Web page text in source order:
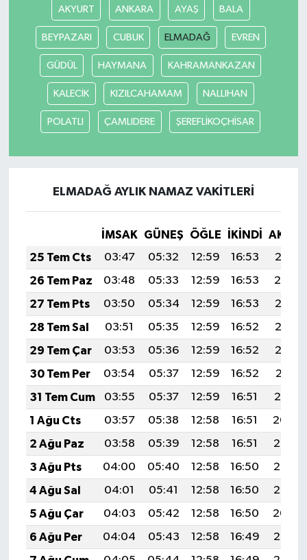
AKYURT ANKARA AYAŞ BALA
BEYPAZARI CUBUK ELMADAĞ EVREN
GÜDÜL HAYMANA KAHRAMANKAZAN
KALECİK KIZILCAHAMAM NALLIHAN
POLATLI ÇAMLIDERE ŞEREFLİKOÇHİSAR
ELMADAĞ AYLIK NAMAZ VAKITLERI
İMSAK GÜNEŞ ÖĞLE İKINDI
25 Tem Cts
03:47 05:32 12:59 16:53
20:15
26 Tem Paz
03:48 05:33 12:59 16:53
20:14
27 Tem Pts
03:50 05:34 12:59 16:53
20:13
28 Tem Sal
03:51 05:35 12:59 16:52
20:12
29 Tem Çar
03:53 05:36 12:59 16:52
20:12
30 Tem Per
03:54 05:37 12:59 16:52
20:11
31 Tem Cum
03:55 05:37 12:59 16:51
20:10
1 Ağu Cts
03:57 05:38 12:58 16:51
20:09
2 Ağu Paz
03:58 05:39 12:58 16:51
20:08
3 Ağu Pts
04:00 05:40 12:58 16:50
20:06
4 Ağu Sal
04:01 05:41 12:58 16:50
20:05
5 Ağu Çar
04:03 05:42 12:58 16:50
20:04
6 Ağu Per
04:04 05:43 12:58 16:49
20:03